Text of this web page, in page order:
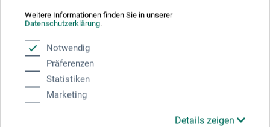
Weitere Informationen finden Sie in unserer
Datenschutzerklärung.
Notwendig
Präferenzen
Statistiken
Marketing
Details zeigen
Produktbewertungen (0)
Schreiben Sie die erste Bewertung zu diesem Produkt
JETZT PRODUKT BEWERTEN